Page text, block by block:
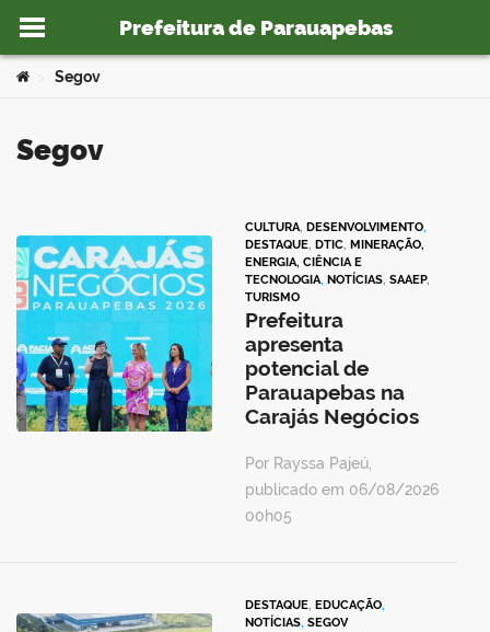
Ir para o conteúdo
Prefeitura de Parauapebas
Você está aqui:
Segov
Segov
CULTURA, DESENVOLVIMENTO,
DESTAQUE, DTIC, MINERAÇÃO,
ENERGIA, CIÊNCIA E
TECNOLOGIA, NOTÍCIAS, SAAEP,
TURISMO
Prefeitura
apresenta
potencial de
Parauapebas na
Carajás Negócios
Por Rayssa Pajeú,
publicado em 06/08/2026
00h05
DESTAQUE, EDUCAÇÃO,
NOTÍCIAS, SEGOV